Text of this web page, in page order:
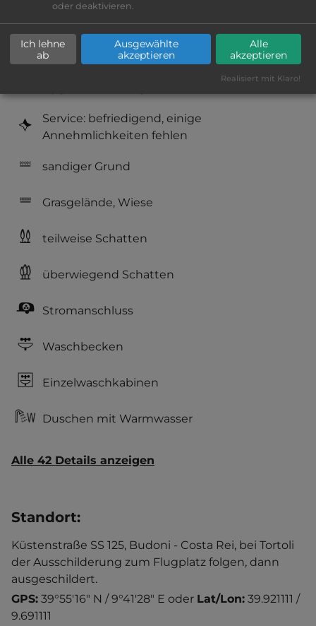
Geräuschkulisse: überwiegend ruhig
Service: befriedigend, einige
Annehmlichkeiten fehlen
sandiger Grund
Grasgelände, Wiese
teilweise Schatten
überwiegend Schatten
Stromanschluss
Waschbecken
Einzelwaschkabinen
Duschen mit Warmwasser
Alle 42 Details anzeigen
Standort:
Küstenstraße SS 125, Budoni - Costa Rei, bei Tortoli
der Ausschilderung zum Flugplatz folgen, dann
ausgeschildert.
GPS: 39°55'16" N / 9°41'28" E oder Lat/Lon: 39.921111 /
9.691111
oder deaktivieren.
Ich lehne
ab
Ausgewählte
akzeptieren
Alle
akzeptieren
Realisiert mit Klaro!